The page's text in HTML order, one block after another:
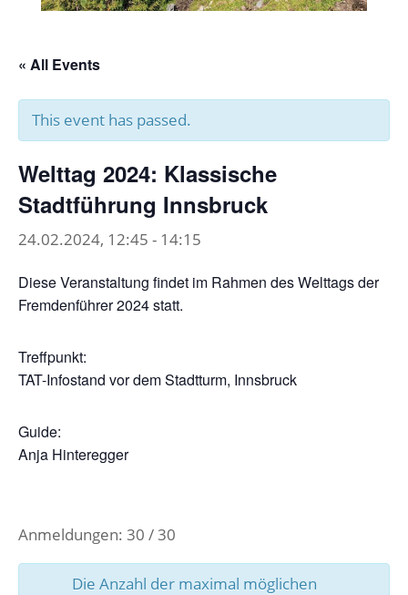
« All Events
This event has passed.
Welttag 2024: Klassische
Stadtführung Innsbruck
24.02.2024, 12:45 - 14:15
Diese Veranstaltung findet im Rahmen des Welttags der
Fremdenführer 2024 statt.
Treffpunkt:
TAT-Infostand vor dem Stadtturm, Innsbruck
Guide:
Anja Hinteregger
Anmeldungen: 30 / 30
Die Anzahl der maximal möglichen